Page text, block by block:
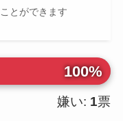
とができます
100%
嫌い: 1票